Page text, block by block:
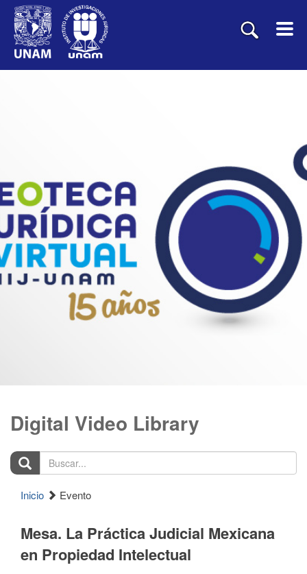
Digital Video Library
Buscar...
Inicio Evento
Mesa. La Práctica Judicial Mexicana
en Propiedad Intelectual